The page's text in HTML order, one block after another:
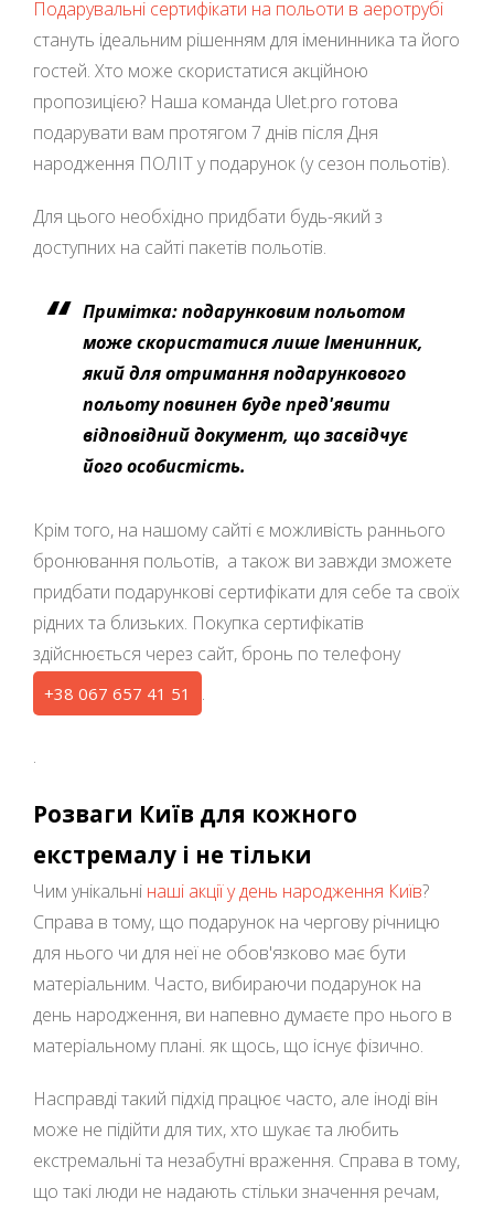
Подарувальні сертифікати на польоти в аеротрубі
стануть ідеальним рішенням для іменинника та його
гостей. Хто може скористатися акційною
пропозицією? Наша команда Ulet.pro готова
подарувати вам протягом 7 днів після Дня
народження ПОЛІТ у подарунок (у сезон польотів).
Для цього необхідно придбати будь-який з
доступних на сайті пакетів польотів.
Примітка: подарунковим польотом
може скористатися лише Іменинник,
який для отримання подарункового
польоту повинен буде пред'явити
відповідний документ, що засвідчує
його особистість.
Крім того, на нашому сайті є можливість раннього
бронювання польотів, а також ви завжди зможете
придбати подарункові сертифікати для себе та своїх
рідних та близьких. Покупка сертифікатів
здійснюється через сайт, бронь по телефону
+38 067 657 41 51 .
.
Розваги Київ для кожного
екстремалу і не тільки
Чим унікальні наші акції у день народження Київ?
Справа в тому, що подарунок на чергову річницю
для нього чи для неї не обов'язково має бути
матеріальним. Часто, вибираючи подарунок на
день народження, ви напевно думаєте про нього в
матеріальному плані. як щось, що існує фізично.
Насправді такий підхід працює часто, але іноді він
може не підійти для тих, хто шукає та любить
екстремальні та незабутні враження. Справа в тому,
що такі люди не надають стільки значення речам,